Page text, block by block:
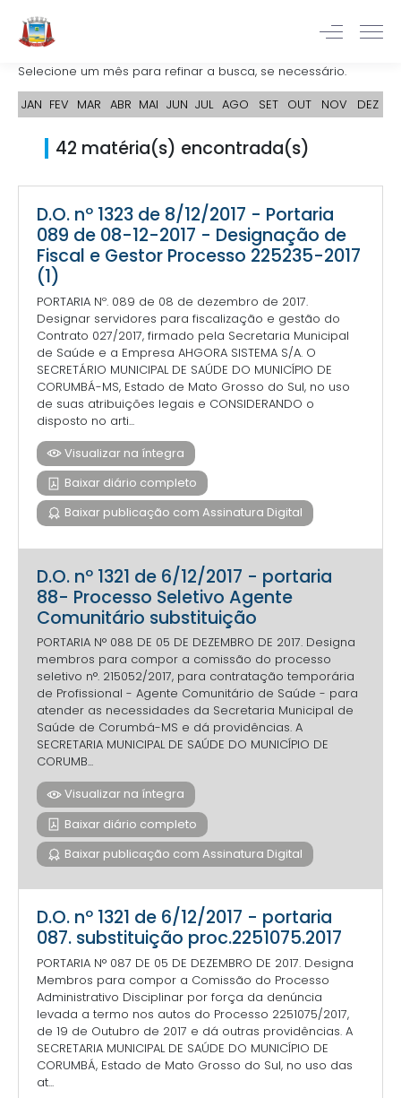
Selecione um mês para refinar a busca, se necessário.
JAN FEV MAR ABR MAI JUN JUL AGO SET OUT NOV DEZ
42 matéria(s) encontrada(s)
D.O. nº 1323 de 8/12/2017 - Portaria
089 de 08-12-2017 - Designação de
Fiscal e Gestor Processo 225235-2017
(1)
PORTARIA Nº. 089 de 08 de dezembro de 2017.
Designar servidores para fiscalização e gestão do
Contrato 027/2017, firmado pela Secretaria Municipal
de Saúde e a Empresa AHGORA SISTEMA S/A. O
SECRETÁRIO MUNICIPAL DE SAÚDE DO MUNICÍPIO DE
CORUMBÁ-MS, Estado de Mato Grosso do Sul, no uso
de suas atribuições legais e CONSIDERANDO o
disposto no arti...
Visualizar na íntegra
Baixar diário completo
Baixar publicação com Assinatura Digital
D.O. nº 1321 de 6/12/2017 - portaria
88- Processo Seletivo Agente
Comunitário substituição
PORTARIA N° 088 DE 05 DE DEZEMBRO DE 2017. Designa
membros para compor a comissão do processo
seletivo n°. 215052/2017, para contratação temporária
de Profissional - Agente Comunitário de Saúde - para
atender as necessidades da Secretaria Municipal de
Saúde de Corumbá-MS e dá providências. A
SECRETARIA MUNICIPAL DE SAÚDE DO MUNICÍPIO DE
CORUMB...
Visualizar na íntegra
Baixar diário completo
Baixar publicação com Assinatura Digital
D.O. nº 1321 de 6/12/2017 - portaria
087. substituição proc.2251075.2017
PORTARIA N° 087 DE 05 DE DEZEMBRO DE 2017. Designa
Membros para compor a Comissão do Processo
Administrativo Disciplinar por força da denúncia
levada a termo nos autos do Processo 2251075/2017,
de 19 de Outubro de 2017 e dá outras providências. A
SECRETARIA MUNICIPAL DE SAÚDE DO MUNICÍPIO DE
CORUMBÁ, Estado de Mato Grosso do Sul, no uso das
at...